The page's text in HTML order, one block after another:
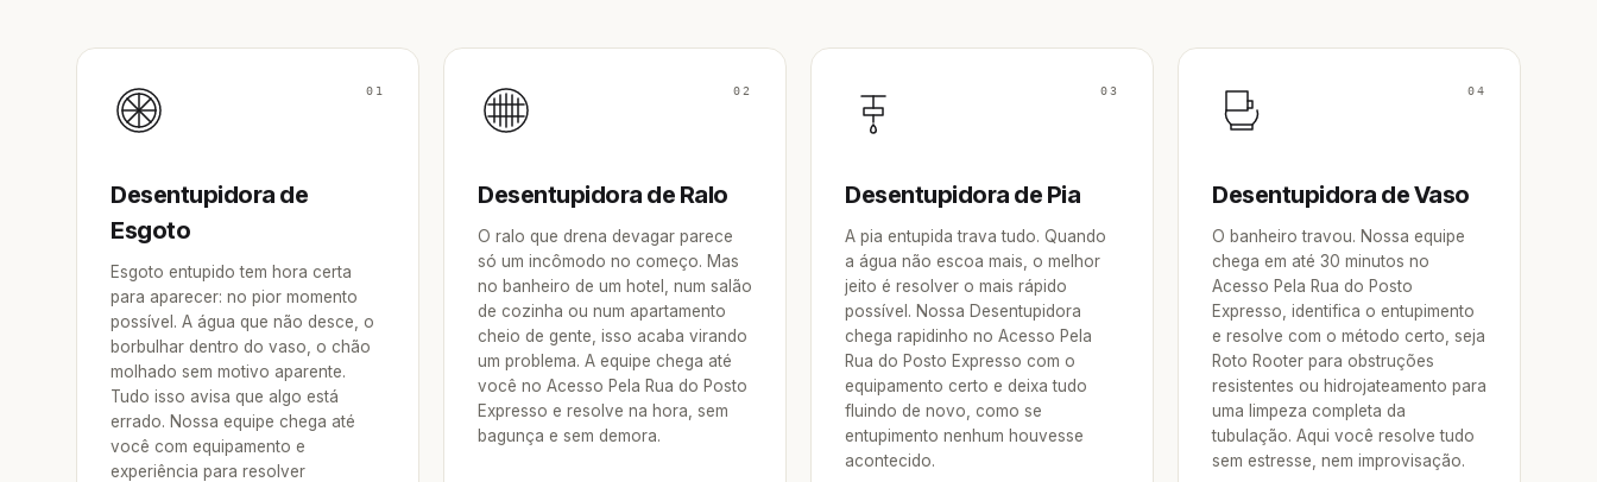
01
Desentupidora de
Esgoto
Esgoto entupido tem hora certa
para aparecer: no pior momento
possível. A água que não desce, o
borbulhar dentro do vaso, o chão
molhado sem motivo aparente.
Tudo isso avisa que algo está
errado. Nossa equipe chega até
você com equipamento e
experiência para resolver
02
Desentupidora de Ralo
O ralo que drena devagar parece
só um incômodo no começo. Mas
no banheiro de um hotel, num salão
de cozinha ou num apartamento
cheio de gente, isso acaba virando
um problema. A equipe chega até
você no Acesso Pela Rua do Posto
Expresso e resolve na hora, sem
bagunça e sem demora.
03
Desentupidora de Pia
A pia entupida trava tudo. Quando
a água não escoa mais, o melhor
jeito é resolver o mais rápido
possível. Nossa Desentupidora
chega rapidinho no Acesso Pela
Rua do Posto Expresso com o
equipamento certo e deixa tudo
fluindo de novo, como se
entupimento nenhum houvesse
acontecido.
04
Desentupidora de Vaso
O banheiro travou. Nossa equipe
chega em até 30 minutos no
Acesso Pela Rua do Posto
Expresso, identifica o entupimento
e resolve com o método certo, seja
Roto Rooter para obstruções
resistentes ou hidrojateamento para
uma limpeza completa da
tubulação. Aqui você resolve tudo
sem estresse, nem improvisação.